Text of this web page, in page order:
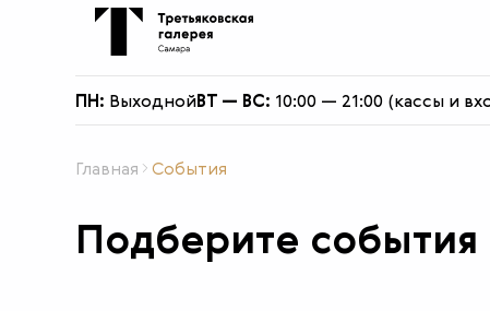
ПН: ВыходнойВТ — ВС: 10:00 — 21:00 (кассы и
О филиале
Главная События
Подберите события